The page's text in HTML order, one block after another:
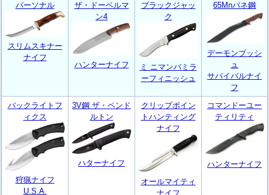
パーソナル
スリムスキナー
ナイフ
ザ・ドーベルマ
ン4
ハンターナイフ
ブラックジャッ
ク
ミ ニマンバミラ
ーフィニッシュ
65Mnバネ鋼
デーモンブッシ
ュ
サバイバルナイ
フ
バックライトフ
ィクス
狩猟ナイフ
U.S.A.
3V鋼 ザ・ペンド
ルトン
ハターナイフ
クリップポイン
トハンティング
ナイフ
オールマイティ
ナイフ
コマンドーユー
ティリティ
ハンターナイフ